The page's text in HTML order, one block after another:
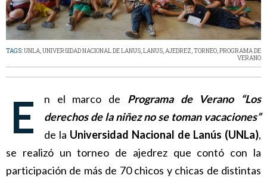
TAGS:UNLA,UNIVERSIDAD NACIONAL DE LANUS,LANUS,AJEDREZ,TORNEO,PROGRAMA DE
VERANO
En el marco de Programa de Verano “Los
derechos de la niñez no se toman vacaciones”
de la Universidad Nacional de Lanús (UNLa),
se realizó un torneo de ajedrez que contó con la
participación de más de 70 chicos y chicas de distintas